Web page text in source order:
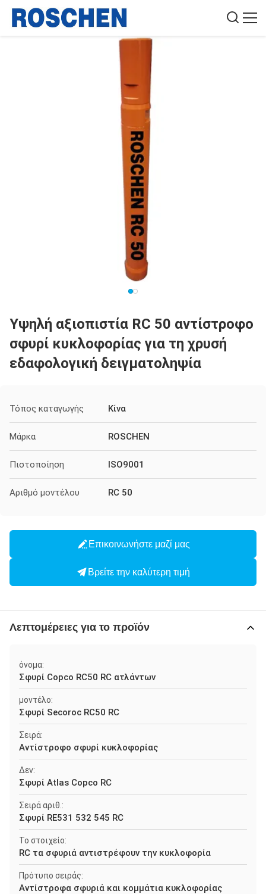
Υψηλή αξιοπιστία RC 50 αντίστροφο
σφυρί κυκλοφορίας για τη χρυσή
εδαφολογική δειγματοληψία
Τόπος καταγωγής Κίνα
Μάρκα ROSCHEN
Πιστοποίηση ISO9001
Αριθμό μοντέλου RC 50
Επικοινωνήστε μαζί μας
Βρείτε την καλύτερη τιμή
Λεπτομέρειες για το προϊόν
όνομα:
Σφυρί Copco RC50 RC ατλάντων
μοντέλο:
Σφυρί Secoroc RC50 RC
Σειρά:
Αντίστροφο σφυρί κυκλοφορίας
Δεν:
Σφυρί Atlas Copco RC
Σειρά αριθ.:
Σφυρί RE531 532 545 RC
Το στοιχείο:
RC τα σφυριά αντιστρέφουν την κυκλοφορία
Πρότυπο σειράς:
Αντίστροφα σφυριά και κομμάτια κυκλοφορίας